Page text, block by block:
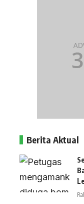
Berita Aktual